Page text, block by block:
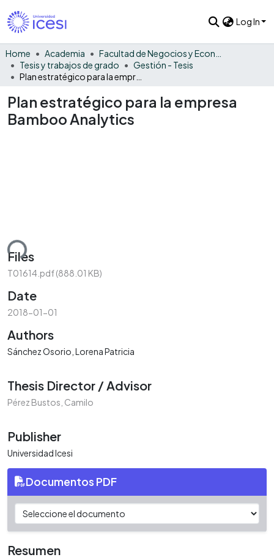
Log In
Home Academia
Tesis y trabajos de grado
Gestión - Tesis
Plan estratégico para la empresa
Bamboo Analytics
Files
T01614.pdf(888.01 KB)
Date
2018-01-01
Authors
Sánchez Osorio, Lorena Patricia
Thesis Director / Advisor
Pérez Bustos, Camilo
Publisher
Universidad Icesi
Documentos PDF
Resumen